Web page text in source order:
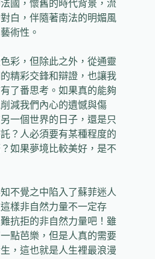
國，懷舊的時代背景，流
白，伴隨著南法的明媚風
術性。
彩，但除此之外，從通靈
精彩交鋒和辯證，也讓我
了番思考。如果真的能夠
減我們內心的遺憾與傷
一個世界的日子，還是只
？人必須要有某種程度的
如果夢境比較美好，是不
不覺之中陷入了蘇菲迷人
樣非自然力量不一定存
抗拒的非自然力量吧！雖
點芭樂，但是人真的需要
，這也就是人生裡最浪漫